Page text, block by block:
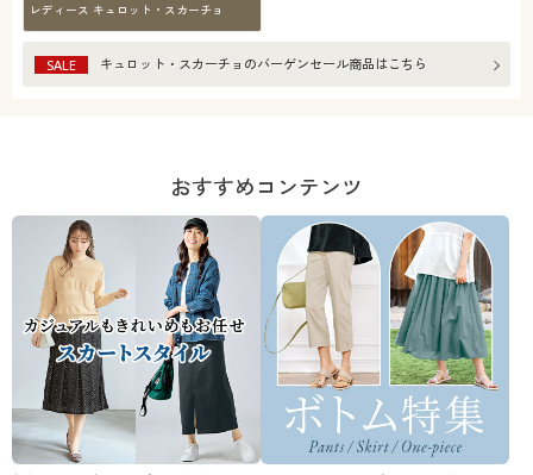
レディース キュロット・スカーチョ
SALE キュロット・スカーチョ のバーゲンセール商品はこちら
おすすめコンテンツ